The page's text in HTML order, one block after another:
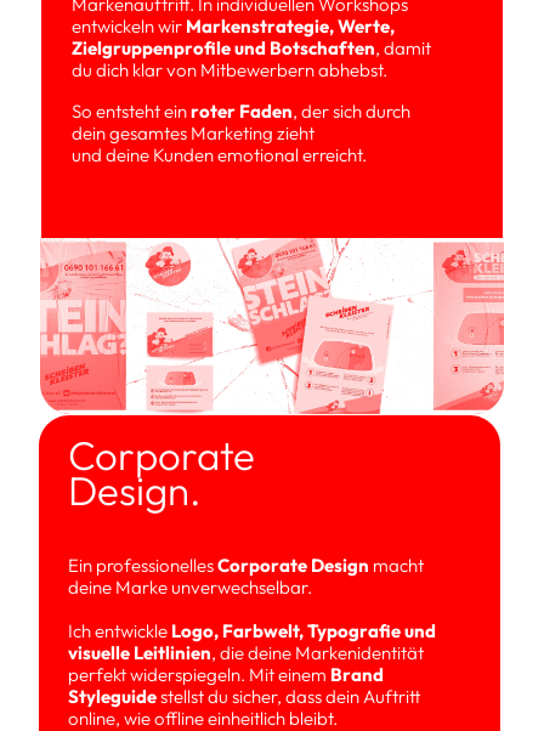
entwickeln wir Markenstrategie, Werte,
Zielgruppenprofileund Botschaften, damit
du dich klar von Mitbewerbern abhebst.
So entsteht ein roter Faden, der sich durch
dein gesamtes Marketing zieht
und deine Kunden emotional erreicht.
Corporate
Design.
Ein professionelles Corporate Design macht
deine Marke unverwechselbar.
Ich entwickle Logo, Farbwelt, Typografie und
visuelle Leitlinien, die deine Markenidentität
perfekt widerspiegeln. Mit einem Brand
Styleguide stellst du sicher, dass dein Auftritt
online, wie offline einheitlich bleibt.